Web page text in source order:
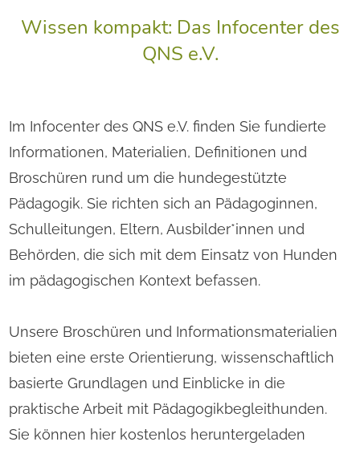
Wissen kompakt: Das Infocenter des
QNS e.V.
Im Infocenter des QNS e.V. finden Sie fundierte
Informationen, Materialien, Definitionen und
Broschüren rund um die hundegestützte
Pädagogik. Sie richten sich an Pädagoginnen,
Schulleitungen, Eltern, Ausbilder*innen und
Behörden, die sich mit dem Einsatz von Hunden
im pädagogischen Kontext befassen.
Unsere Broschüren und Informationsmaterialien
bieten eine erste Orientierung, wissenschaftlich
basierte Grundlagen und Einblicke in die
praktische Arbeit mit Pädagogikbegleithunden.
Sie können hier kostenlos heruntergeladen